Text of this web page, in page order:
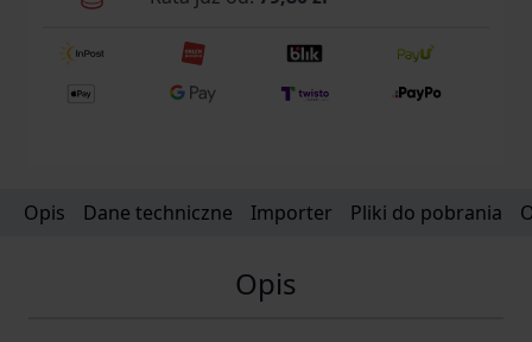
Opis Dane techniczne Importer Pliki do pobrania
Opis